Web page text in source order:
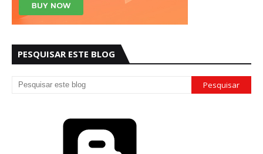
PESQUISAR ESTE BLOG